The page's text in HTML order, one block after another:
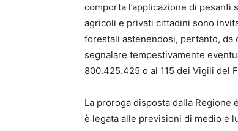
comporta l’applicazione di
agricoli e privati cittadini sono
forestali astenendosi, pertanto, da
segnalare tempestivamente
800.425.425 o al 115 dei Vigili del
La proroga disposta dalla
è legata alle previsioni di medio e